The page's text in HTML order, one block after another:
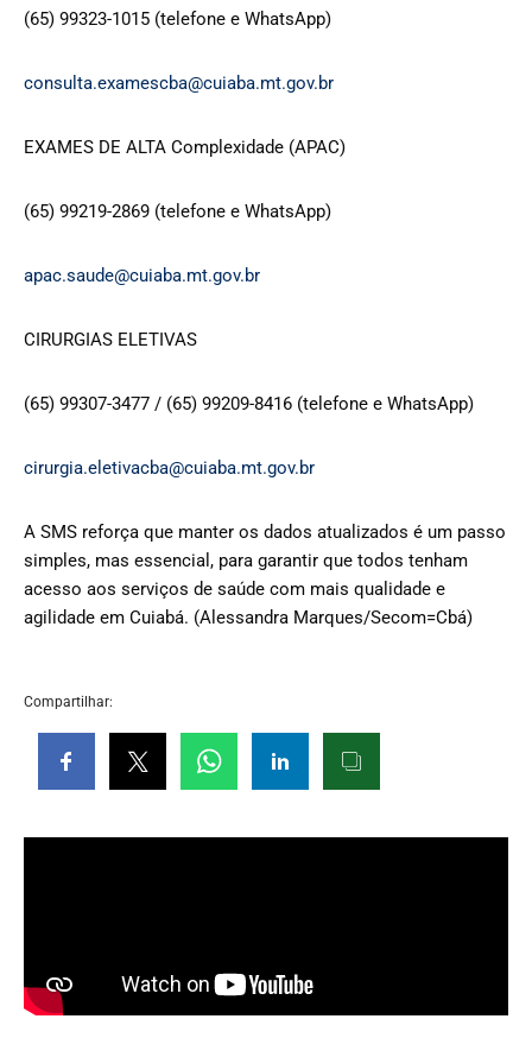
(65) 99323-1015 (telefone e WhatsApp)
consulta.examescba@cuiaba.mt.gov.br
EXAMES DE ALTA Complexidade (APAC)
(65) 99219-2869 (telefone e WhatsApp)
apac.saude@cuiaba.mt.gov.br
CIRURGIAS ELETIVAS
(65) 99307-3477 / (65) 99209-8416 (telefone e WhatsApp)
cirurgia.eletivacba@cuiaba.mt.gov.br
A SMS reforça que manter os dados atualizados é um passo
simples, mas essencial, para garantir que todos tenham
acesso aos serviços de saúde com mais qualidade e
agilidade em Cuiabá. (Alessandra Marques/Secom=Cbá)
Compartilhar: